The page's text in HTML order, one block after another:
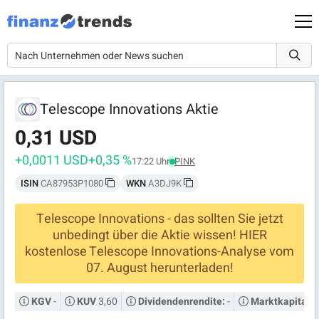
Telescope Innovations Aktie
0,31 USD
+0,0011 USD+0,35 %17:22 Uhr PINK
ISINCA87953P1080 WKNA3DJ9K
Telescope Innovations - das sollten Sie jetzt
unbedingt über die Aktie wissen! HIER
kostenlose Telescope Innovations-Analyse vom
07. August herunterladen!
KGV- KUV3,60 Dividendenrendite:-